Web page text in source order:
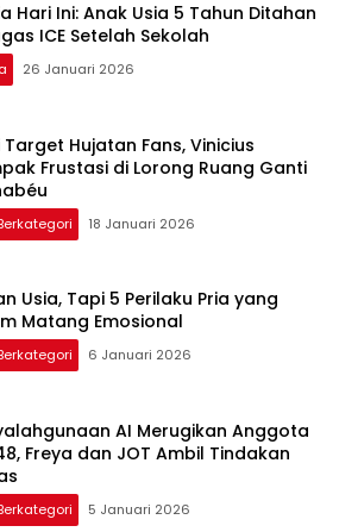
Hari Ini: Anak Usia 5 Tahun Ditahan
ICE Setelah Sekolah
26 Januari 2026
Hujatan Fans, Vinicius
Frustasi di Lorong Ruang Ganti
18 Januari 2026
Usia, Tapi 5 Perilaku Pria yang
Matang Emosional
6 Januari 2026
AI Merugikan Anggota
Freya dan JOT Ambil Tindakan
5 Januari 2026